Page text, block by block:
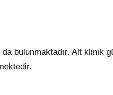
bulunmaktadır. Alt klinik